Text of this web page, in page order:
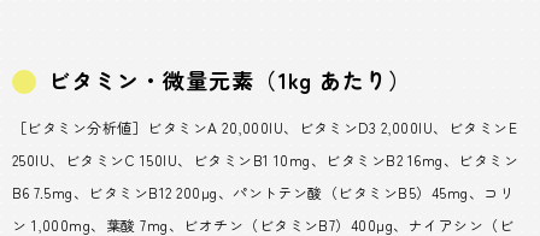
ビタミン・微量元素（1kg あたり）
［ビタミン分析値］ビタミンA 20,000IU、ビタミンD3 2,000IU、ビタミンE
250IU、ビタミンC 150IU、ビタミンB1 10mg、ビタミンB2 16mg、ビタミン
B6 7.5mg、ビタミンB12 200μg、パントテン酸（ビタミンB5）45mg、コリ
ン 1,000mg、葉酸 7mg、ビオチン（ビタミンB7）400μg、ナイアシン（ビ